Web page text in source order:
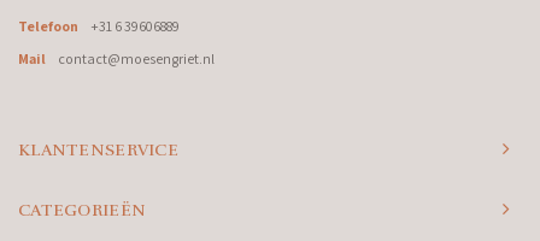
Telefoon
+31 6 39606889
Mail
contact@moesengriet.nl
KLANTENSERVICE
CATEGORIEËN